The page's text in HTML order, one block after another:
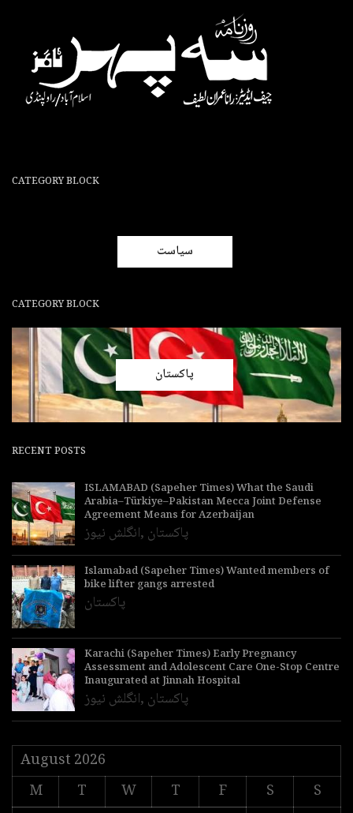
CATEGORY BLOCK
سیاست
CATEGORY BLOCK
پاکستان
RECENT POSTS
ISLAMABAD (Sapeher Times) What the Saudi
Arabia–Türkiye–Pakistan Mecca Joint Defense
Agreement Means for Azerbaijan
انگلش نیوز, پاکستان
Islamabad (Sapeher Times) Wanted members of
bike lifter gangs arrested
پاکستان
Karachi (Sapeher Times) Early Pregnancy
Assessment and Adolescent Care One-Stop Centre
Inaugurated at Jinnah Hospital
انگلش نیوز, پاکستان
August 2026
M
T W T F S
S